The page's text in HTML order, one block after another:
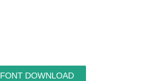
FONT DOWNLOAD